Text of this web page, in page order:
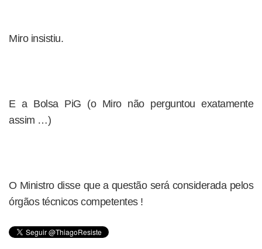
Miro insistiu.
E a Bolsa PiG (o Miro não perguntou exatamente
assim …)
O Ministro disse que a questão será considerada pelos
órgãos técnicos competentes !